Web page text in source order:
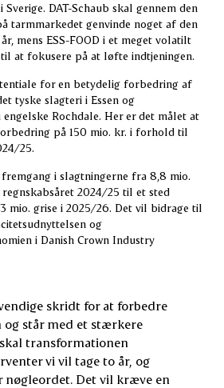
Sverige. DAT-Schaub skal gennem den
tarmmarkedet genvinde noget af den
mens ESS-FOOD i et meget volatilt
at fokusere på at løfte indtjeningen.
for en betydelig forbedring af
tyske slagteri i Essen og
Rochdale. Her er det målet at
på 150 mio. kr. i forhold til
25.
i slagtningerne fra 8,8 mio.
2024/25 til et sted
mio. grise i 2025/26. Det vil bidrage til
og
i Danish Crown Industry
skridt for at forbedre
står med et stærkere
transformationen
vi vil tage to år, og
nøgleordet. Det vil kræve en